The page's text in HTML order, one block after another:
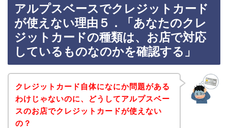
アルプスベースでクレジットカード
が使えない理由５．「あなたのクレ
ジットカードの種類は、お店で対応
しているものなのかを確認する」
クレジットカード自体になにか問題がある
わけじゃないのに、どうしてアルプスベー
スのお店でクレジットカードが使えない
の？